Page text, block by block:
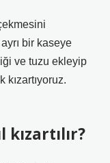
bir kaseye
ve tuzu ekleyip
kızartıyoruz.